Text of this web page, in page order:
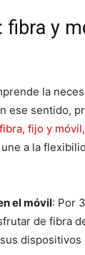
fibra y
la
ese sentido,
fibra, fijo y móvil,
a la
el móvil: Por
de fibra
dispositivos